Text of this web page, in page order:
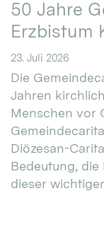
50 Jahre
Erzbistum
23. Juli 2026
Die
Jahren
Menschen vor
Diözesan-
Bedeutung,
dieser